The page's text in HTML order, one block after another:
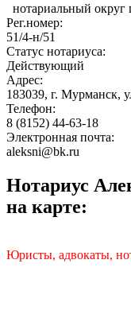
нотариальный округ
Рег.номер:
51/4-н/51
Статус нотариуса:
Действующий
Адрес:
183039, г. Мурманск,
Телефон:
8 (8152) 44-63-18
Электронная почта:
aleksni@bk.ru
Нотариус
на карте:
Юристы, адвокаты,